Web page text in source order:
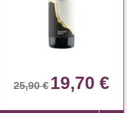
25,90 € 19,70 €